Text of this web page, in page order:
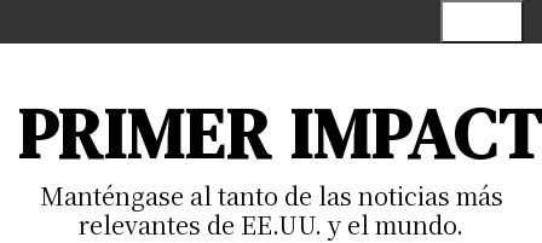
k
PRIMER
Manténgase al tanto de las noticias más
relevantes de EE.UU. y el mundo.